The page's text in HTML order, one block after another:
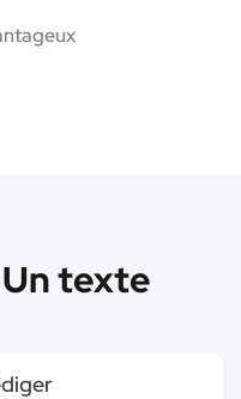
texte